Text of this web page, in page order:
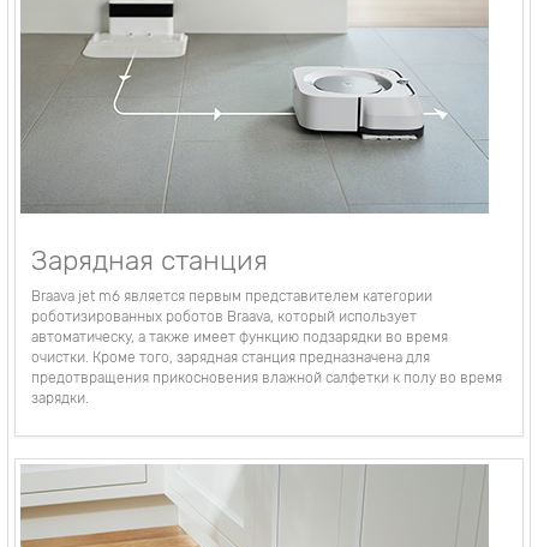
Зарядная станция
Braava jet m6 является первым представителем категории
роботизированных роботов Braava, который использует
автоматическу, а также имеет функцию подзарядки во время
очистки. Кроме того, зарядная станция предназначена для
предотвращения прикосновения влажной салфетки к полу во время
зарядки.